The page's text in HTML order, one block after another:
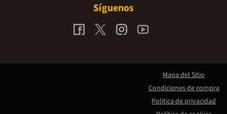
Síguenos
Mapa del Sitio
Condiciones de compra
Política de privacidad